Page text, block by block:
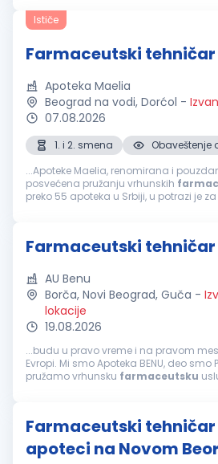
farmaceutski
Ističe
Farmaceutski tehničar
Apoteka Maelia
Beograd na vodi, Dorćol -
07.08.2026
1. i 2. smena
Obaveštenje
...Apoteke Maelia, renomirana i
posvećena pružanju vrhunskih
preko 55 apoteka u Srbiji, u potrazi je
Farmaceutski tehničar
AU Benu
Borča, Novi Beograd, Guča -
lokacije
19.08.2026
...budu u pravo vreme i na pravom
Evropi. Mi smo Apoteka BENU, deo smo
pružamo vrhunsku farmaceutsku
Farmaceutski tehničar
apoteci na Novom